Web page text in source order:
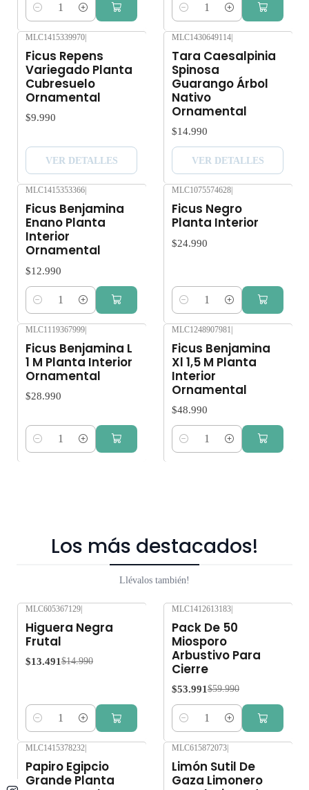
Cantidad Cantidad
MLC1415339970|
Ficus Repens
Variegado Planta
Cubresuelo
Ornamental
$9.990
VER DETALLES
MLC1430649114|
Tara Caesalpinia
Spinosa
Guarango Árbol
Nativo
Ornamental
$14.990
VER DETALLES
MLC1415353366
Ficus Benjamina
Enano Planta
Interior
Ornamental
$12.990
Cantidad
MLC1075574628
Ficus Negro
Planta Interior
$24.990
Cantidad
MLC1119367999|
Ficus Benjamina L
1 M Planta Interior
Ornamental
$28.990
Cantidad
MLC1248907981 |
Ficus Benjamina
Xl 1,5 M Planta
Interior
Ornamental
$48.990
Cantidad
Los más destacados!
Llévalos también!
MLC605367129|
Higuera Negra
Frutal
$13.491 $14.990
Cantidad
MLC1412613183|
Pack De 50
Miosporo
Arbustivo Para
Cierre
$53.991 $59.990
Cantidad
MLC1415378232
Papiro Egipcio
Grande Planta
MLC615872073
Limón Sutil De
Gaza Limonero